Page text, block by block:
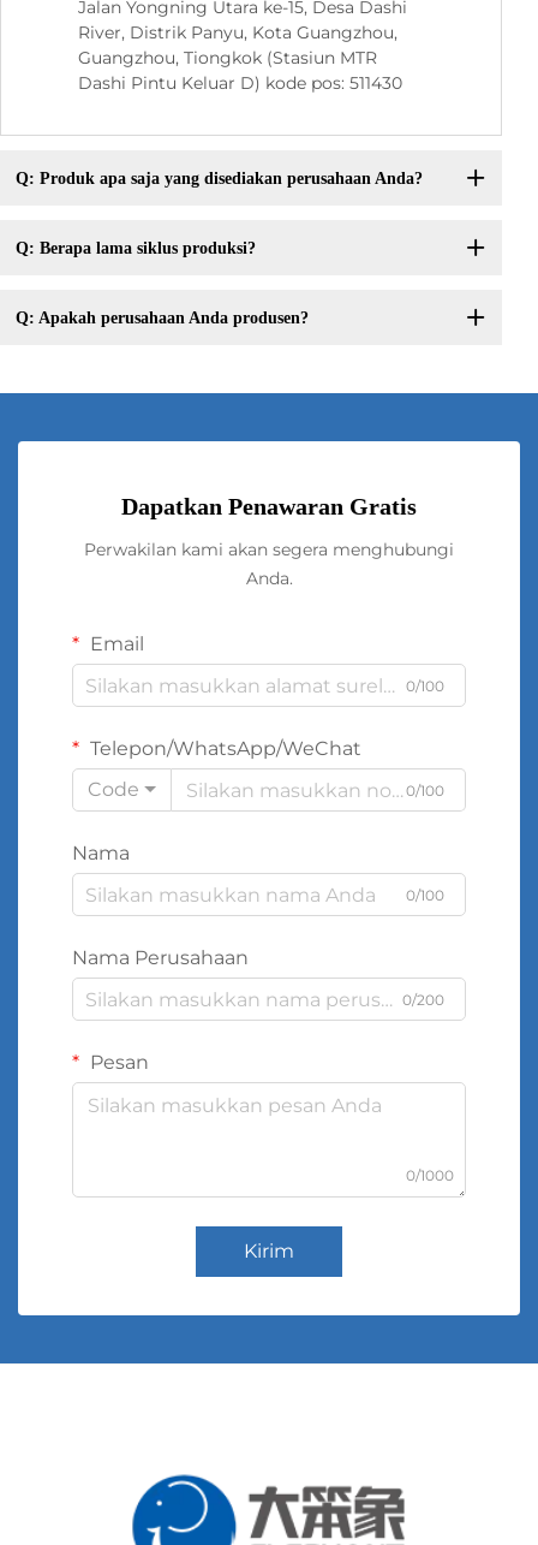
Jalan Yongning Utara ke-15, Desa Dashi
River, Distrik Panyu, Kota Guangzhou,
Guangzhou, Tiongkok (Stasiun MTR
Dashi Pintu Keluar D) kode pos: 511430
Q: Produk apa saja yang disediakan perusahaan Anda?
Q: Berapa lama siklus produksi?
Q: Apakah perusahaan Anda produsen?
Dapatkan Penawaran Gratis
Perwakilan kami akan segera menghubungi
Anda.
Email
0/100
Telepon/WhatsApp/WeChat
Code
0/100
Nama
0/100
Nama Perusahaan
0/200
Pesan
0/1000
Kirim